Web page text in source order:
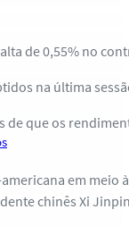
de 0,55% no
na última
que os
em meio
chinês Xi